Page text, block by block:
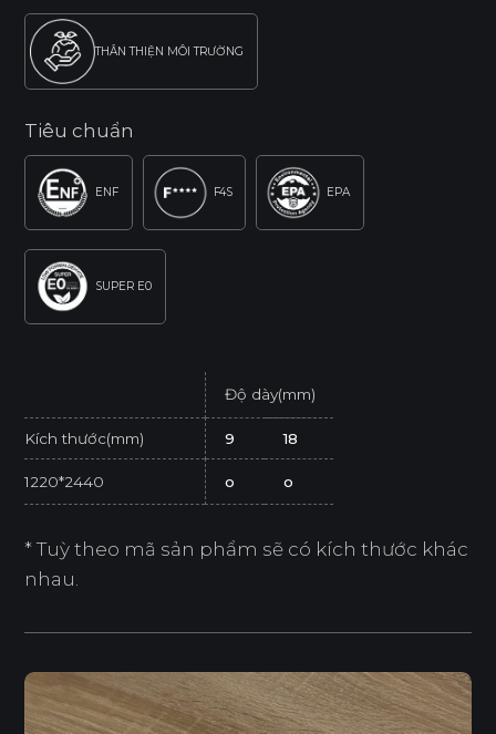
THÂN THIỆN MÔI TRƯỜNG
Tiêu chuẩn
ENF F4S EPA
SUPER E0
Độ dày(mm)
Kích thước(mm) 9 18
1220*2440 o o
* Tuỳ theo mã sản phẩm sẽ có kích thước khác
nhau.